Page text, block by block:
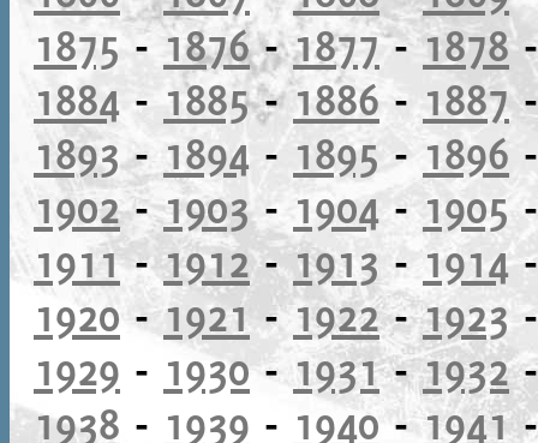
1875 -1876-1877-1878
1884 - 1885-1886- 1887
1893- 1894 - 1895 - 1896
1902-1903-1904-1905
1911-1912-1913 -1914
1920 - 1921-1922-1923
1929 - 1930- 1931-1932
1938 - 1939 - 1940-1941